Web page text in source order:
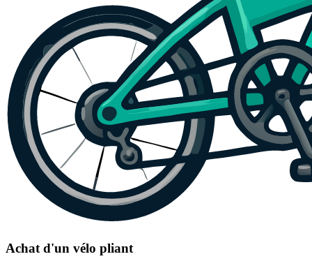
Achat d'un vélo pliant